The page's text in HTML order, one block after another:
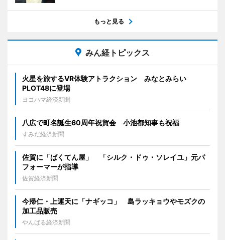
もっと見る
みん経トピックス
火星を旅するVR体験アトラクション みなとみらい
PLOT48に登場
ヨコハマ経済新聞
八広で町名誕生60周年祝賀会 小池都知事も祝福
すみだ経済新聞
佐賀に「ばくてん屋」 「シルク・ドゥ・ソレイユ」元パ
フォーマーが指導
佐賀経済新聞
今帰仁・上運天に「ナギッコ」 島ラッキョウやモズクの
加工品販売
やんばる経済新聞